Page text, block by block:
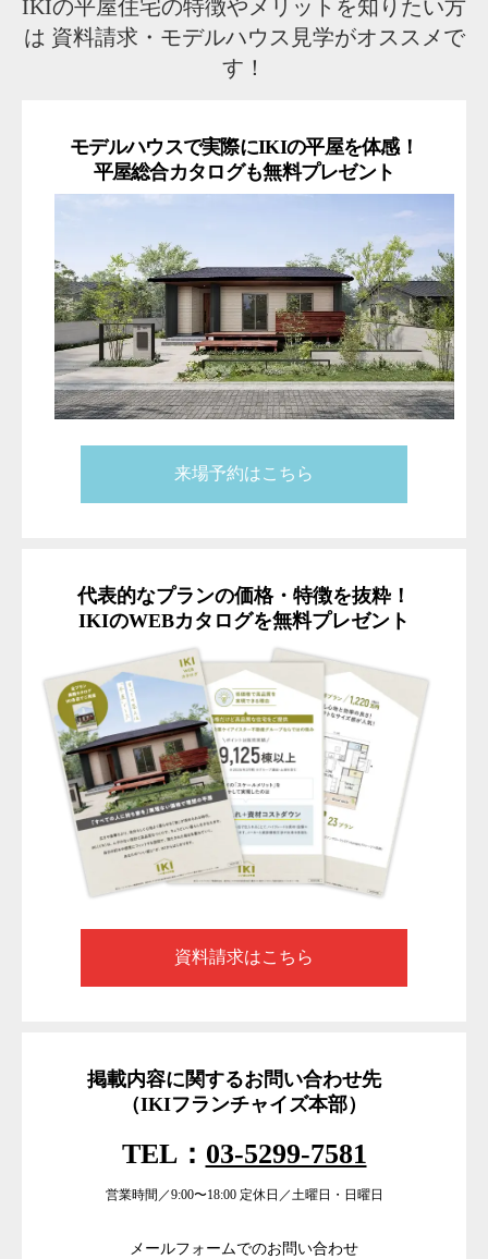
IKIの平屋住宅の特徴やメリットを知りたい方
は 資料請求・モデルハウス見学がオススメで
す！
モデルハウスで実際にIKIの平屋を体感！
平屋総合カタログも無料プレゼント
来場予約はこちら
代表的なプランの価格・特徴を抜粋！
IKIのWEBカタログを無料プレゼント
資料請求はこちら
掲載内容に関するお問い合わせ先
（IKIフランチャイズ本部）
TEL： 03-5299-7581
営業時間／9:00〜18:00 定休日／土曜日・日曜日
メールフォームでのお問い合わせ